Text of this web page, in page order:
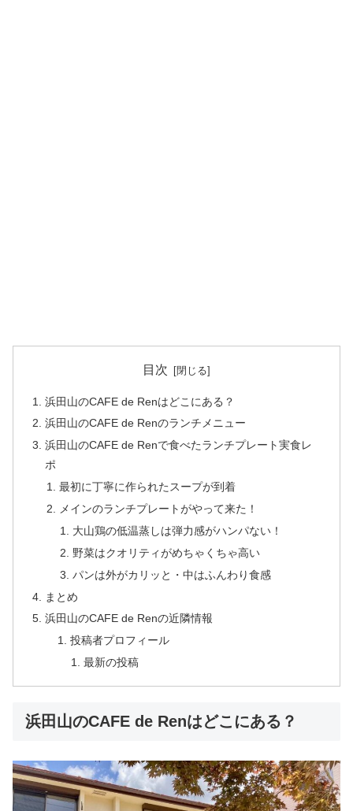
目次
浜田山のCAFE de Renはどこにある？
浜田山のCAFE de Renのランチメニュー
浜田山のCAFE de Renで食べたランチプレート実食レ
ポ
最初に丁寧に作られたスープが到着
メインのランチプレートがやって来た！
大山鶏の低温蒸しは弾力感がハンパない！
野菜はクオリティがめちゃくちゃ高い
パンは外がカリッと・中はふんわり食感
まとめ
浜田山のCAFE de Renの近隣情報
投稿者プロフィール
最新の投稿
浜田山のCAFE de Renはどこにある？